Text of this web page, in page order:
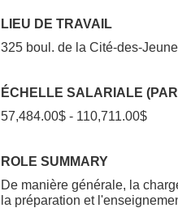
LIEU DE TRAVAIL
325 boul. de la Cité-des-
ÉCHELLE SALARIALE
57,484.00$ - 110,711.00$
ROLE SUMMARY
De manière générale, la
la préparation et